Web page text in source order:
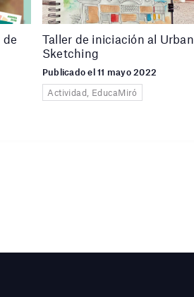
de
Taller de iniciación al Urban
Sketching
Publicado el 11 mayo 2022
Actividad, EducaMiró